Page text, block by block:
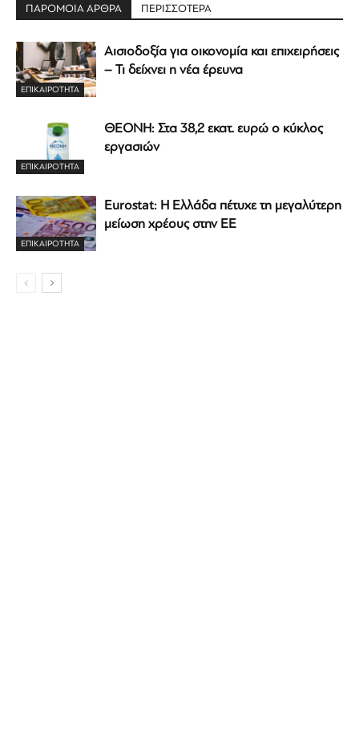
ΠΑΡΟΜΟΙΑ ΑΡΘΡΑ ΠΕΡΙΣΣΟΤΕΡΑ
ΕΠΙΚΑΙΡΟΤΗΤΑ
Αισιοδοξία για οικονομία και επιχειρήσεις
– Τι δείχνει η νέα έρευνα
ΕΠΙΚΑΙΡΟΤΗΤΑ
ΘΕΟΝΗ: Στα 38,2 εκατ. ευρώ ο κύκλος
εργασιών
ΕΠΙΚΑΙΡΟΤΗΤΑ
Eurostat: Η Ελλάδα πέτυχε τη μεγαλύτερη
μείωση χρέους στην ΕΕ